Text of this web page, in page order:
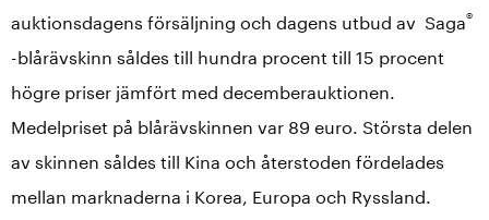
auktionsdagens försäljning och dagens utbud av Saga®
-blårävskinn såldes till hundra procent till 15 procent
högre priser jämfört med decemberauktionen.
Medelpriset på blårävskinnen var 89 euro. Största delen
av skinnen såldes till Kina och återstoden fördelades
mellan marknaderna i Korea, Europa och Ryssland.